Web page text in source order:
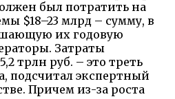
был потратить на
$18–23 млрд – сумму, в
их годовую
Затраты
трлн руб. – это треть
подсчитал экспертный
Причем из-за роста